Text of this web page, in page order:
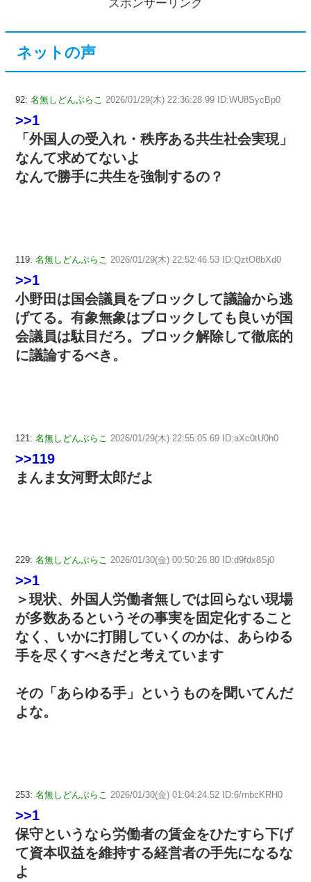
スポンサーリンク
ネットの声
92: 名無しどんぶらこ 2026/01/29(木) 22:36:28.99 ID:WU8SycBp0
>>1
「外国人の受入れ・秩序ある共生社会実現」
なんて求めてないよ
なんで勝手に共生を強制するの？
119: 名無しどんぶらこ 2026/01/29(木) 22:52:46.53 ID:QztO8bXd0
>>1
小野田は国会議員をブロックして議論から逃
げてる。有象無象はブロックしても良いが国
会議員は駄目だろ。ブロック解除して徹底的
に議論するべき。
121: 名無しどんぶらこ 2026/01/29(木) 22:55:05.69 ID:aXc0tU0h0
>>119
まんま女河野太郎だよ
229: 名無しどんぶらこ 2026/01/30(金) 00:50:26.80 ID:d9fdx8Sj0
>>1
＞現状、外国人労働者無しでは回らない現場
が多数あるというその事実を固定化すること
なく、いかに打開していくのかは、あらゆる
手を尽くすべきだと考えています
その「あらゆる手」というものを聞いてんだ
よな。
253: 名無しどんぶらこ 2026/01/30(金) 01:04:24.52 ID:6/mbcKRH0
>>1
保守というなら労働者の賃金をひたすら下げ
て資本収益を維持する経営者の手先になるな
よ